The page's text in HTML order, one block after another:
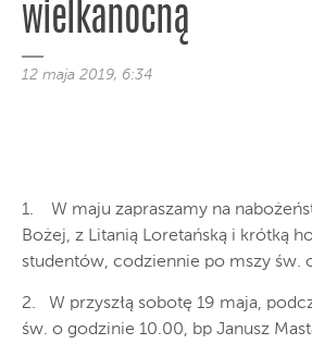
wielkanocną
12 maja 2019, 6:34
1. W maju zapraszamy na
Bożej, z Litanią Loretańską i krótką
studentów, codziennie po mszy św.
2. W przyszłą sobotę 19 maja,
św. o godzinie 10.00, bp Janusz